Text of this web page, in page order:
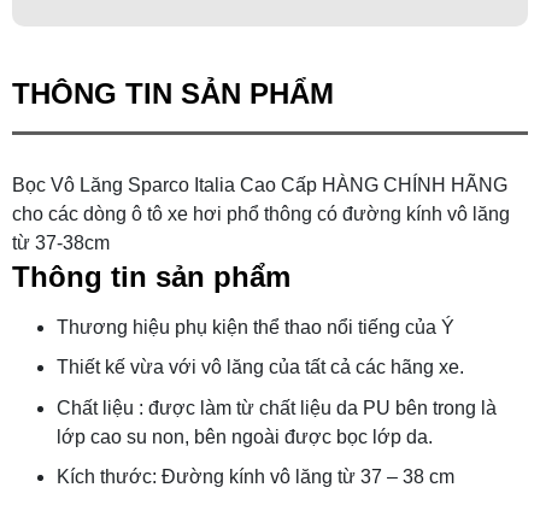
THÔNG TIN SẢN PHẨM
Bọc Vô Lăng Sparco Italia Cao Cấp HÀNG CHÍNH HÃNG
cho các dòng ô tô xe hơi phổ thông có đường kính vô lăng
từ 37-38cm
Thông tin sản phẩm
Thương hiệu phụ kiện thể thao nổi tiếng của Ý
Thiết kế vừa với vô lăng của tất cả các hãng xe.
Chất liệu : được làm từ chất liệu da PU bên trong là
lớp cao su non, bên ngoài được bọc lớp da.
Kích thước: Đường kính vô lăng từ 37 – 38 cm